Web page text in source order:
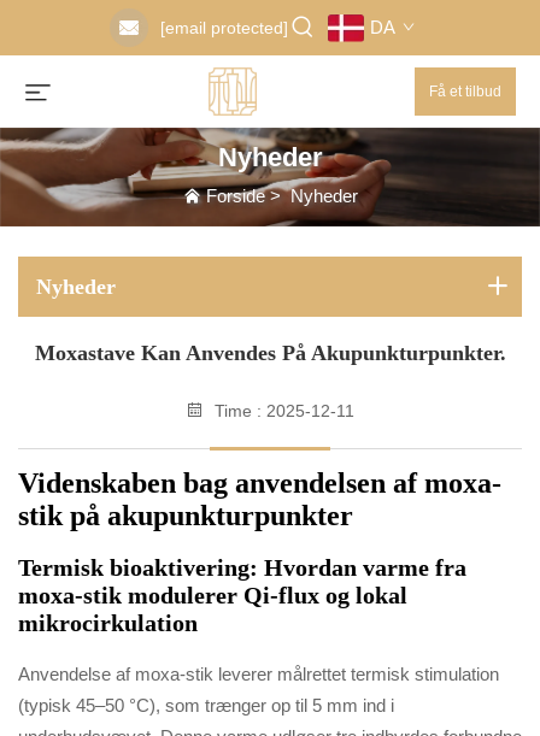
[email protected] DA
Få et tilbud
Nyheder
Forside>Nyheder
Nyheder
Moxastave Kan Anvendes På Akupunkturpunkter.
Time : 2025-12-11
Videnskaben bag anvendelsen af moxa-
stik på akupunkturpunkter
Termisk bioaktivering: Hvordan varme fra
moxa-stik modulerer Qi-flux og lokal
mikrocirkulation
Anvendelse af moxa-stik leverer målrettet termisk stimulation
(typisk 45–50 °C), som trænger op til 5 mm ind i